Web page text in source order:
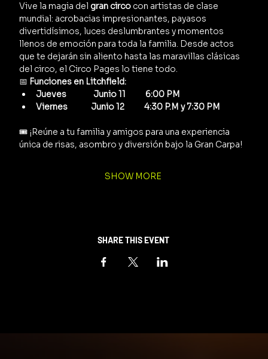
Vive la magia del gran circo con artistas de clase
mundial: acrobacias impresionantes, payasos
divertidísimos, luces deslumbrantes y momentos
llenos de emoción para toda la familia. Desde actos
que te dejarán sin aliento hasta las maravillas clásicas
del circo, el Circo Pages lo tiene todo.
📅 Funciones en Litchfield:
Jueves               Junio 11           6:00 PM
Viernes             Junio 12           4:30 P.M y 7:30 PM
🎟️ ¡Reúne a tu familia y amigos para una experiencia
única de risas, asombro y diversión bajo la Gran Carpa!
SHOW MORE
SHARE THIS EVENT